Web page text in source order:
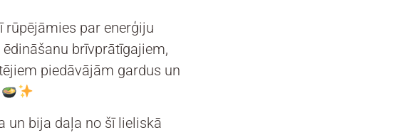
rūpējāmies par enerģiju
brīvprātīgajiem,
piedāvājām gardus un
un bija daļa no šī lieliskā